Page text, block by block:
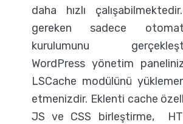
daha hızlı
gereken sadece
kurulumunu
WordPress yönetim
LSCache modülünü
etmenizdir. Eklenti cache
JS ve CSS birleştirme,